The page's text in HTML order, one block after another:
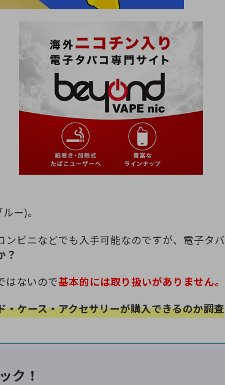
ー)。
ビニなどでも入手可能なのですが、電子タバ
？
はないので基本的には取り扱いがありません。
・ケース・アクセサリーが購入できるのか調査
ク！